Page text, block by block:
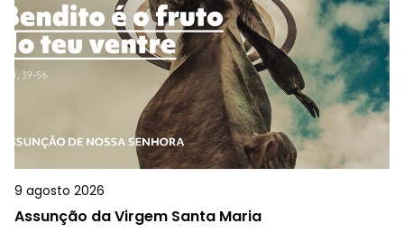
9 agosto 2026
Assunção da Virgem Santa Maria